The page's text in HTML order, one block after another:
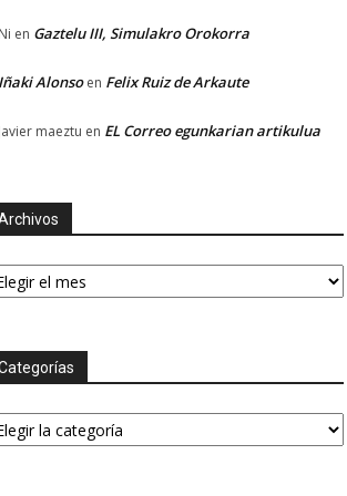
Ni en Gaztelu III, Simulakro Orokorra
Iñaki Alonsoen Felix Ruiz de Arkaute
Javier maeztu en EL Correo egunkarian artikulua